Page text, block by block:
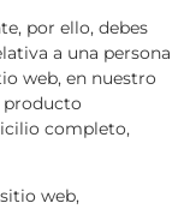
por ello, debes
a una persona
web, en nuestro
producto
completo,
web,